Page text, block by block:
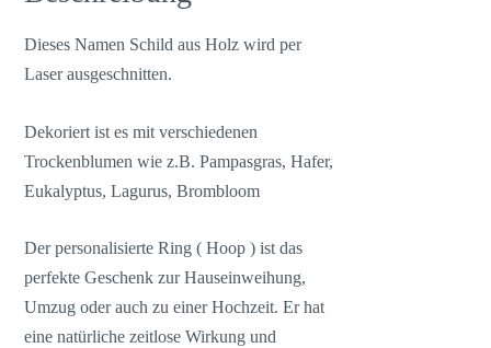
Dieses Namen Schild aus Holz wird per
Laser ausgeschnitten.
Dekoriert ist es mit verschiedenen
Trockenblumen wie z.B. Pampasgras, Hafer,
Eukalyptus, Lagurus, Brombloom
Der personalisierte Ring ( Hoop ) ist das
perfekte Geschenk zur Hauseinweihung,
Umzug oder auch zu einer Hochzeit. Er hat
eine natürliche zeitlose Wirkung und